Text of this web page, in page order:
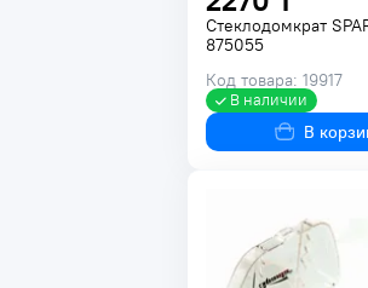
Стеклодомкрат
875055
Код товара: 19917
В наличии
В